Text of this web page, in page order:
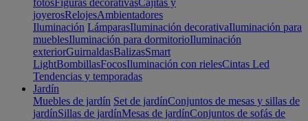
fotosFiguras decorativasCajitas y
joyerosRelojesAmbientadores
Iluminación LámparasIluminación decorativaIluminación para
mueblesIluminación para dormitorioIluminación
exteriorGuirnaldasBalizasSmart
LightBombillasFocosIluminación con rielesCintas Led
Tendencias y temporadas
Jardín
Muebles de jardín Set de jardínConjuntos de mesas y sillas de
jardínSillas de jardínMesas de jardínConjuntos de sofás de